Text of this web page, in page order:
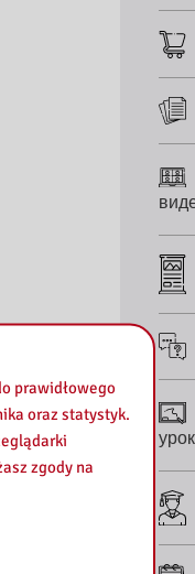
prawidłowego
oraz statystyk.
zgody na